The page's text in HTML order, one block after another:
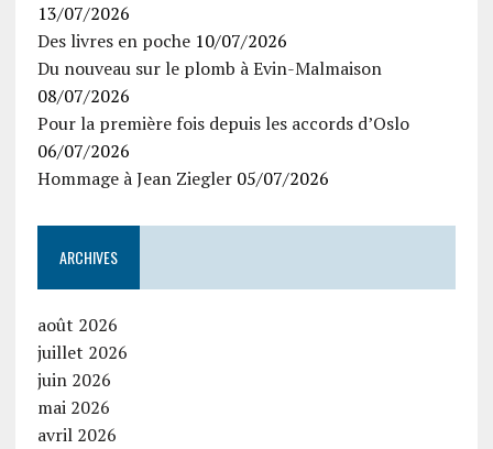
13/07/2026
Des livres en poche 10/07/2026
Du nouveau sur le plomb à Evin-Malmaison
08/07/2026
Pour la première fois depuis les accords d’Oslo
06/07/2026
Hommage à Jean Ziegler 05/07/2026
ARCHIVES
août 2026
juillet 2026
juin 2026
mai 2026
avril 2026